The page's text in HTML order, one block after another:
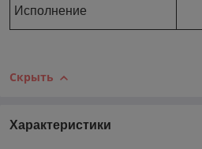
Исполнение
Скрыть
Характеристики